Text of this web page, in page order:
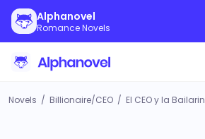
Alphanovel
Romance Novels
Novels / Billionaire/CEO / El CEO y la